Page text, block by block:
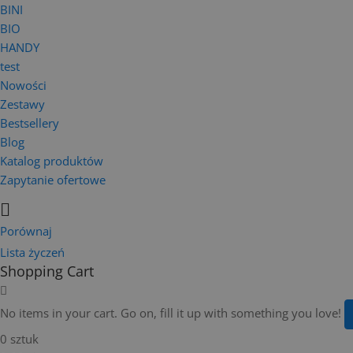
BINI
BIO
HANDY
test
Nowości
Zestawy
Bestsellery
Blog
Katalog produktów
Zapytanie ofertowe
Porównaj
Lista życzeń
Shopping Cart
No items in your cart. Go on, fill it up with something you love!
0 sztuk